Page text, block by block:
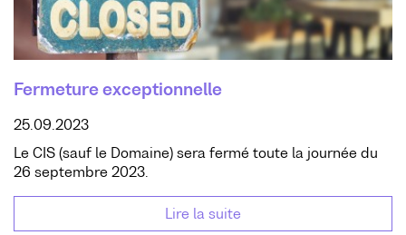
Fermeture exceptionnelle
25.09.2023
Le CIS (sauf le Domaine) sera fermé toute la journée du
26 septembre 2023.
Lire la suite